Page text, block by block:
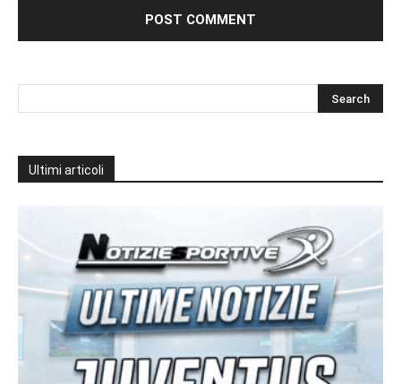
Ultimi articoli